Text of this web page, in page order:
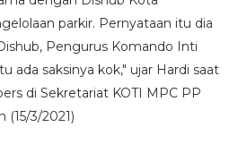
parkir. Pernyataan itu dia
Pengurus Komando Inti
ada saksinya kok," ujar Hardi saat
di Sekretariat KOTI MPC PP
(15/3/2021)